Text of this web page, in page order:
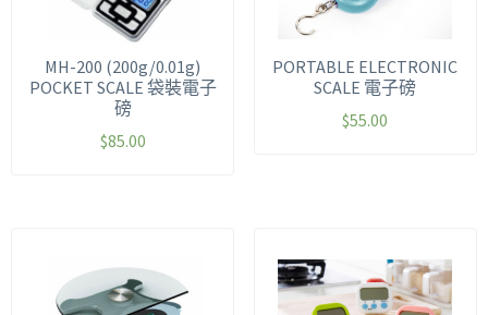
MH-200 (200g/0.01g)
POCKET SCALE 袋裝電子
磅
$85.00
PORTABLE ELECTRONIC
SCALE 電子磅
$55.00